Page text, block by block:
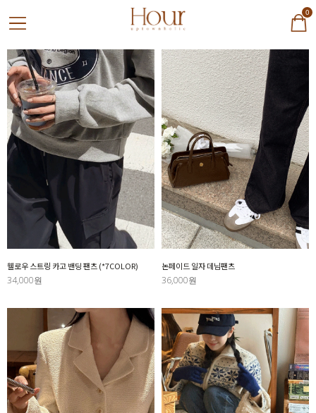
0
웰로우 스트링 카고 밴딩 팬츠 (*7COLOR)
34,000원
논페이드 일자 데님팬츠
36,000원